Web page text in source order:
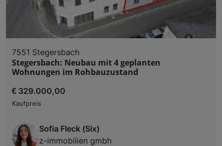
7551 Stegersbach
Stegersbach: Neubau mit 4 geplanten
Wohnungen im Rohbauzustand
€ 329.000,00
Kaufpreis
Sofia Fleck (Six)
z-immobilien gmbh